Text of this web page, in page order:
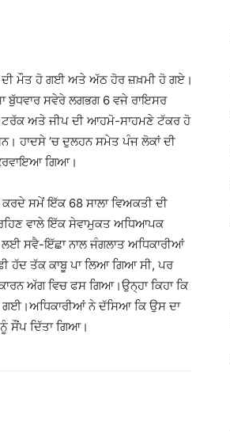
ਦੀ ਮੌਤ ਹੋ ਗਈ ਅਤੇ ਅੱਠ ਹੋਰ ਜ਼ਖ਼ਮੀ ਹੋ ਗਏ।
ਬੁੱਧਵਾਰ ਸਵੇਰੇ ਲਗਭਗ 6 ਵਜੇ ਰਾਇਸਰ
ਟਰੱਕ ਅਤੇ ਜੀਪ ਦੀ ਆਹਮੋ-ਸਾਹਮਣੇ ਟੱਕਰ ਹੋ
ਹਾਦਸੇ ’ਚ ਦੁਲਹਨ ਸਮੇਤ ਪੰਜ ਲੋਕਾਂ ਦੀ
ਗਿਆ।
ਕਰਦੇ ਸਮੇਂ ਇੱਕ 68 ਸਾਲਾ ਵਿਅਕਤੀ ਦੀ
ਵਾਲੇ ਇੱਕ ਸੇਵਾਮੁਕਤ ਅਧਿਆਪਕ
ਸਵੈ-ਇੱਛਾ ਨਾਲ ਜੰਗਲਾਤ ਅਧਿਕਾਰੀਆਂ
ਹੱਦ ਤੱਕ ਕਾਬੂ ਪਾ ਲਿਆ ਗਿਆ ਸੀ, ਪਰ
ਅੱਗ ਵਿਚ ਫਸ ਗਿਆ।ਉਨ੍ਹਾ ਕਿਹਾ ਕਿ
ਗਈ।ਅਧਿਕਾਰੀਆਂ ਨੇ ਦੱਸਿਆ ਕਿ ਉਸ ਦਾ
ਸੌਂਪ ਦਿੱਤਾ ਗਿਆ।